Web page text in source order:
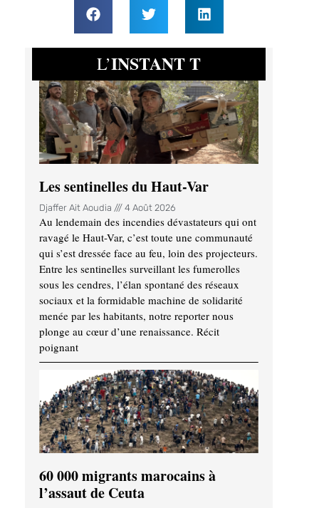
L’INSTANT T
Les sentinelles du Haut-Var
Djaffer Ait Aoudia 4 Août 2026
Au lendemain des incendies dévastateurs qui ont
ravagé le Haut-Var, c’est toute une communauté
qui s’est dressée face au feu, loin des projecteurs.
Entre les sentinelles surveillant les fumerolles
sous les cendres, l’élan spontané des réseaux
sociaux et la formidable machine de solidarité
menée par les habitants, notre reporter nous
plonge au cœur d’une renaissance. Récit
poignant
60 000 migrants marocains à
l’assaut de Ceuta